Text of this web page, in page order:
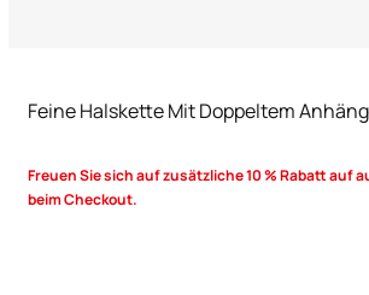
Feine Halskette Mit Doppeltem
Freuen Sie sich auf zusätzliche 10 % Rabatt auf
beim Checkout.